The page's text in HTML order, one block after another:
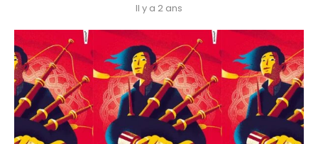
Il y a 2 ans